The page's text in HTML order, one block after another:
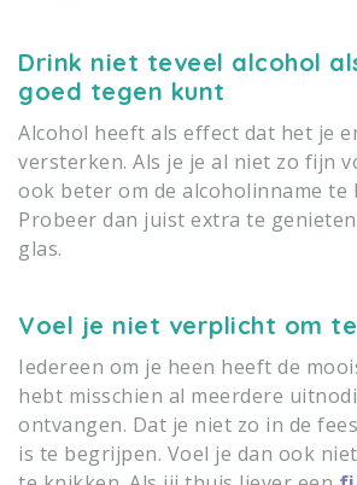
Drink niet teveel alcohol
goed tegen kunt
Alcohol heeft als effect dat het je
versterken. Als je je al niet zo fijn
ook beter om de alcoholinname te
Probeer dan juist extra te
glas.
Voel je niet verplicht om
Iedereen om je heen heeft de
hebt misschien al meerdere
ontvangen. Dat je niet zo in de
is te begrijpen. Voel je dan ook